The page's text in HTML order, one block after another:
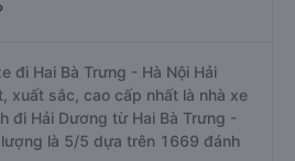
đi Hai Bà Trưng - Hà Nội Hải
xuất sắc, cao cấp nhất là nhà xe
đi Hải Dương từ Hai Bà Trưng -
là 5/5 dựa trên 1669 đánh